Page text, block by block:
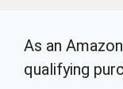
As an
qualifying